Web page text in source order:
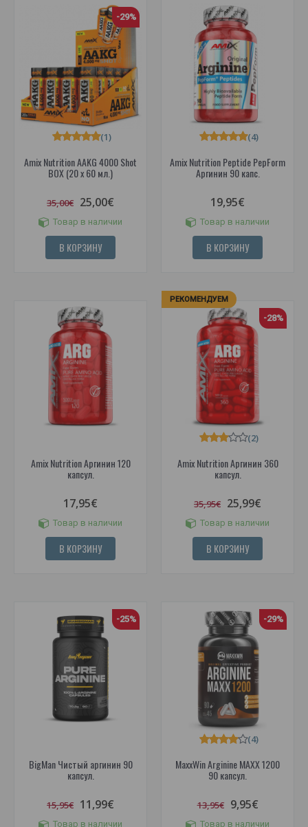
-29%
Amix Nutrition AAKG 4000 Shot
BOX (20 x 60 мл.)
(1)
35,00€ 25,00€
Товар в наличии
В КОРЗИНУ
Amix Nutrition Peptide PepForm
Аргинин 90 капс.
(4)
19,95€
Товар в наличии
В КОРЗИНУ
Amix Nutrition Аргинин 120
капсул.
17,95€
Товар в наличии
В КОРЗИНУ
РЕКОМЕНДУЕМ
-28%
Amix Nutrition Аргинин 360
капсул.
(2)
35,95€ 25,99€
Товар в наличии
В КОРЗИНУ
-25%
BigMan Чистый аргинин 90
капсул.
15,95€ 11,99€
Товар в наличии
-29%
MaxxWin Arginine MAXX 1200
90 капсул.
(4)
13,95€ 9,95€
Товар в наличии